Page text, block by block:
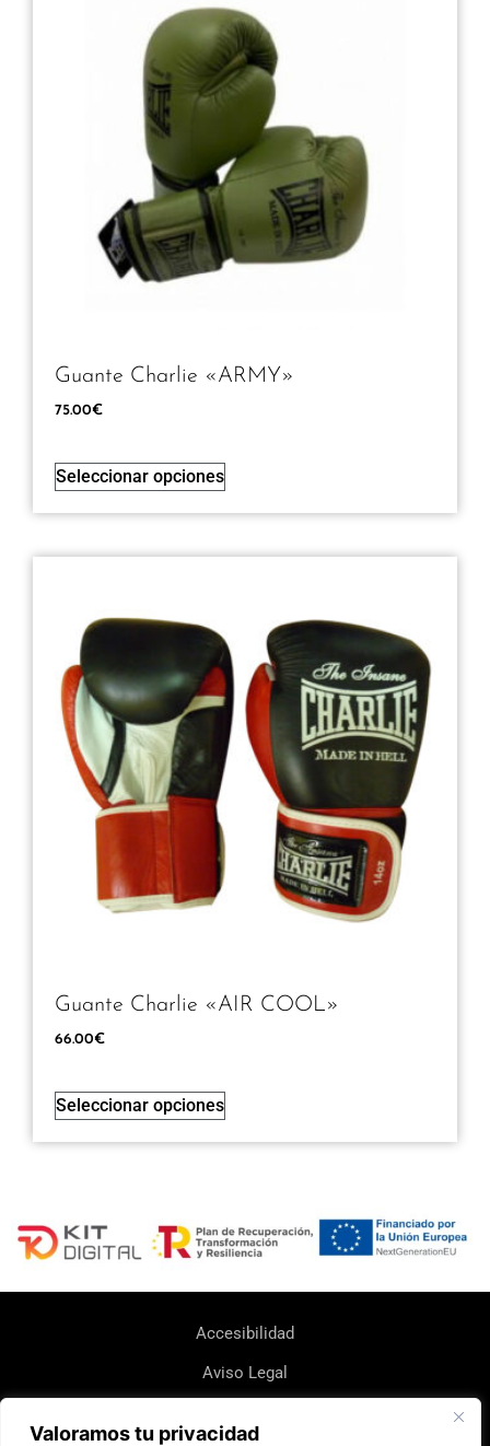
Valoramos tu privacidad
Guante Charlie «ARMY»
75.00€
Seleccionar opciones
Guante Charlie «AIR COOL»
66.00€
Seleccionar opciones
Accesibilidad
Aviso Legal